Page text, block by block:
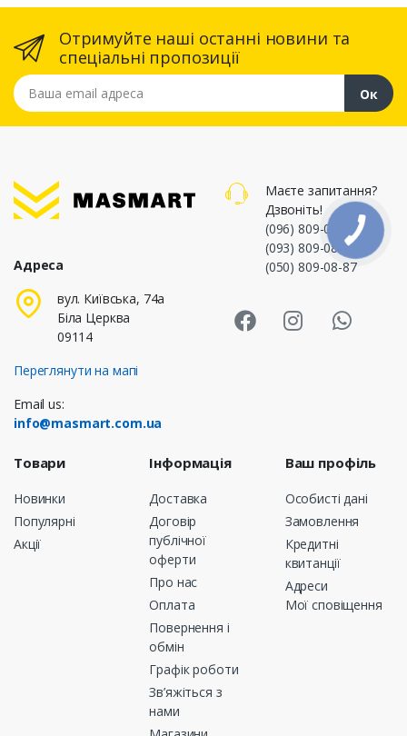
Отримуйте наші останні новини та
спеціальні пропозиції
Ваша email адреса
Ок
Адреса
вул. Київська, 74а
Біла Церква
09114
Переглянути на мапі
Email us:
info@masmart.com.ua
Маєте запитання?
Дзвоніть!
(096) 809-08-87,
(093) 809-08-87
(050) 809-08-87
Товари
Новинки
Популярні
Акції
Інформація
Доставка
Договір
публічної
оферти
Про нас
Оплата
Повернення і
обмін
Графік роботи
Зв’яжіться з
нами
Ваш профіль
Особисті дані
Замовлення
Кредитні
квитанції
Адреси
Мої сповіщення